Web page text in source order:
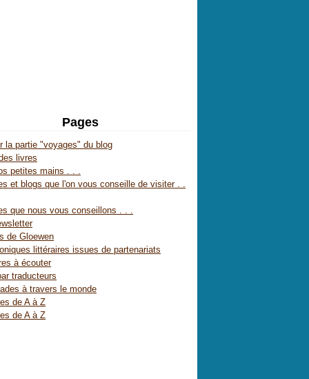
Pages
la partie "voyages" du blog
livres
petites mains . . .
et blogs que l'on vous conseille de visiter . .
que nous vous conseillons . . .
de Gloewen
littéraires issues de partenariats
à écouter
traducteurs
à travers le monde
de A à Z
de A à Z